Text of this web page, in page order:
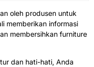
oleh produsen untuk
memberikan informasi
membersihkan furniture
dan hati-hati, Anda